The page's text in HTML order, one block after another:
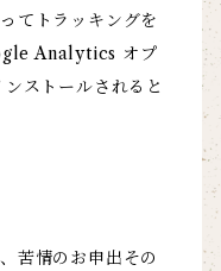
てトラッキングを
Analytics オプ
ストールされると
苦情のお申出その